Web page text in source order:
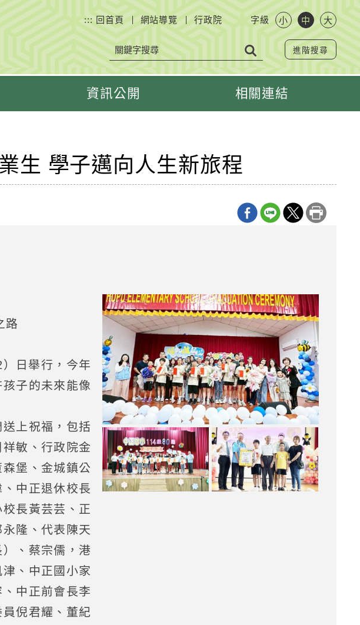
::: 回首頁 網站導覽 行政院 字級 小 中 大
進階搜尋
資訊公開 相關連結
生 學子邁向人生新旅程
路
日舉行，今年
子的未來能像
上祝福，包括
敏、行政院金
堡、金城鎮公
中正退休校長
長黃芸芸、正
隆、代表陳天
、蔡宗儒，港
、中正國小家
中正前會長李
倪君耀、董紀